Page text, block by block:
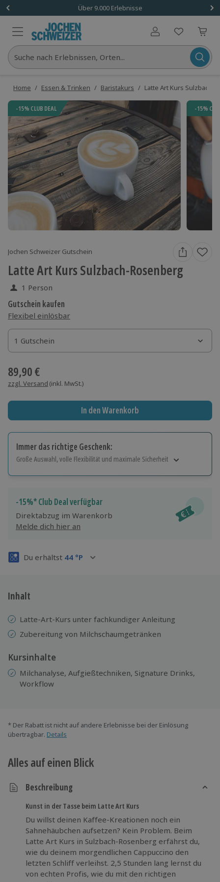
Über 9.000 Erlebnisse
Benutzerkonto
Suche nach Erlebnissen, Orten...
Home / Essen & Trinken / Baristakurs / Latte Art Kurs Sulzbach-
-15% CLUB DEAL -15%
Jochen Schweizer Gutschein
Latte Art Kurs Sulzbach-Rosenberg
1 Person
Gutschein kaufen
Flexibel einlösbar
1 Gutschein
1 Gutschein
1 Gutschein
89,90 €
zzgl. Versand (inkl. MwSt.)
In den Warenkorb
Immer das richtige Geschenk:
Große Auswahl, volle Flexibilität und maximale Sicherheit
Jeder Gutschein für alle Erlebnisse einlösbar.
Maximale Sicherheit
3 Jahre gültig & verlängerbar.
-15%* Club Deal verfügbar
Direktabzug im Warenkorb
Melde dich hier an
Du erhältst 44 °P
Inhalt
Latte-Art-Kurs unter fachkundiger Anleitung
Zubereitung von Milchschaumgetränken
Kursinhalte
Milchanalyse, Aufgießtechniken, Signature Drinks,
Workflow
* Der Rabatt ist nicht auf andere Erlebnisse bei der Einlösung
übertragbar. Details
Alles auf einen Blick
Beschreibung
Kunst in der Tasse beim Latte Art Kurs
Du willst deinen Kaffee-Kreationen noch ein
Sahnehäubchen aufsetzen? Kein Problem. Beim
Latte Art Kurs in Sulzbach-Rosenberg erfährst du,
wie du deinem morgendlichen Cappuccino den
letzten Schliff verleihst. 2,5 Stunden lang lernst du
von echten Profis, wie du mit den richtigen